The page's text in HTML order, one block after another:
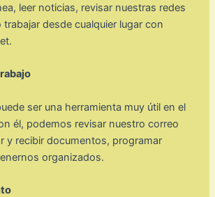
leer noticias, revisar nuestras redes
desde cualquier lugar con
ser una herramienta muy útil en el
él, podemos revisar nuestro correo
y recibir documentos, programar
organizados.